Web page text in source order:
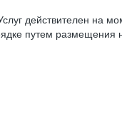
действителен на
путем размещения